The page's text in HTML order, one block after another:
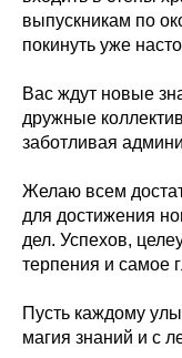
выпускникам по
покинуть уже
Вас ждут новые
дружные
заботливая
Желаю всем
для достижения
дел. Успехов,
терпения и самое
Пусть каждому
магия знаний и с